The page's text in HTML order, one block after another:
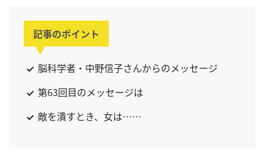
記事のポイント
脳科学者・中野信子さんからのメッセージ
第63回目のメッセージは
敵を潰すとき、女は……